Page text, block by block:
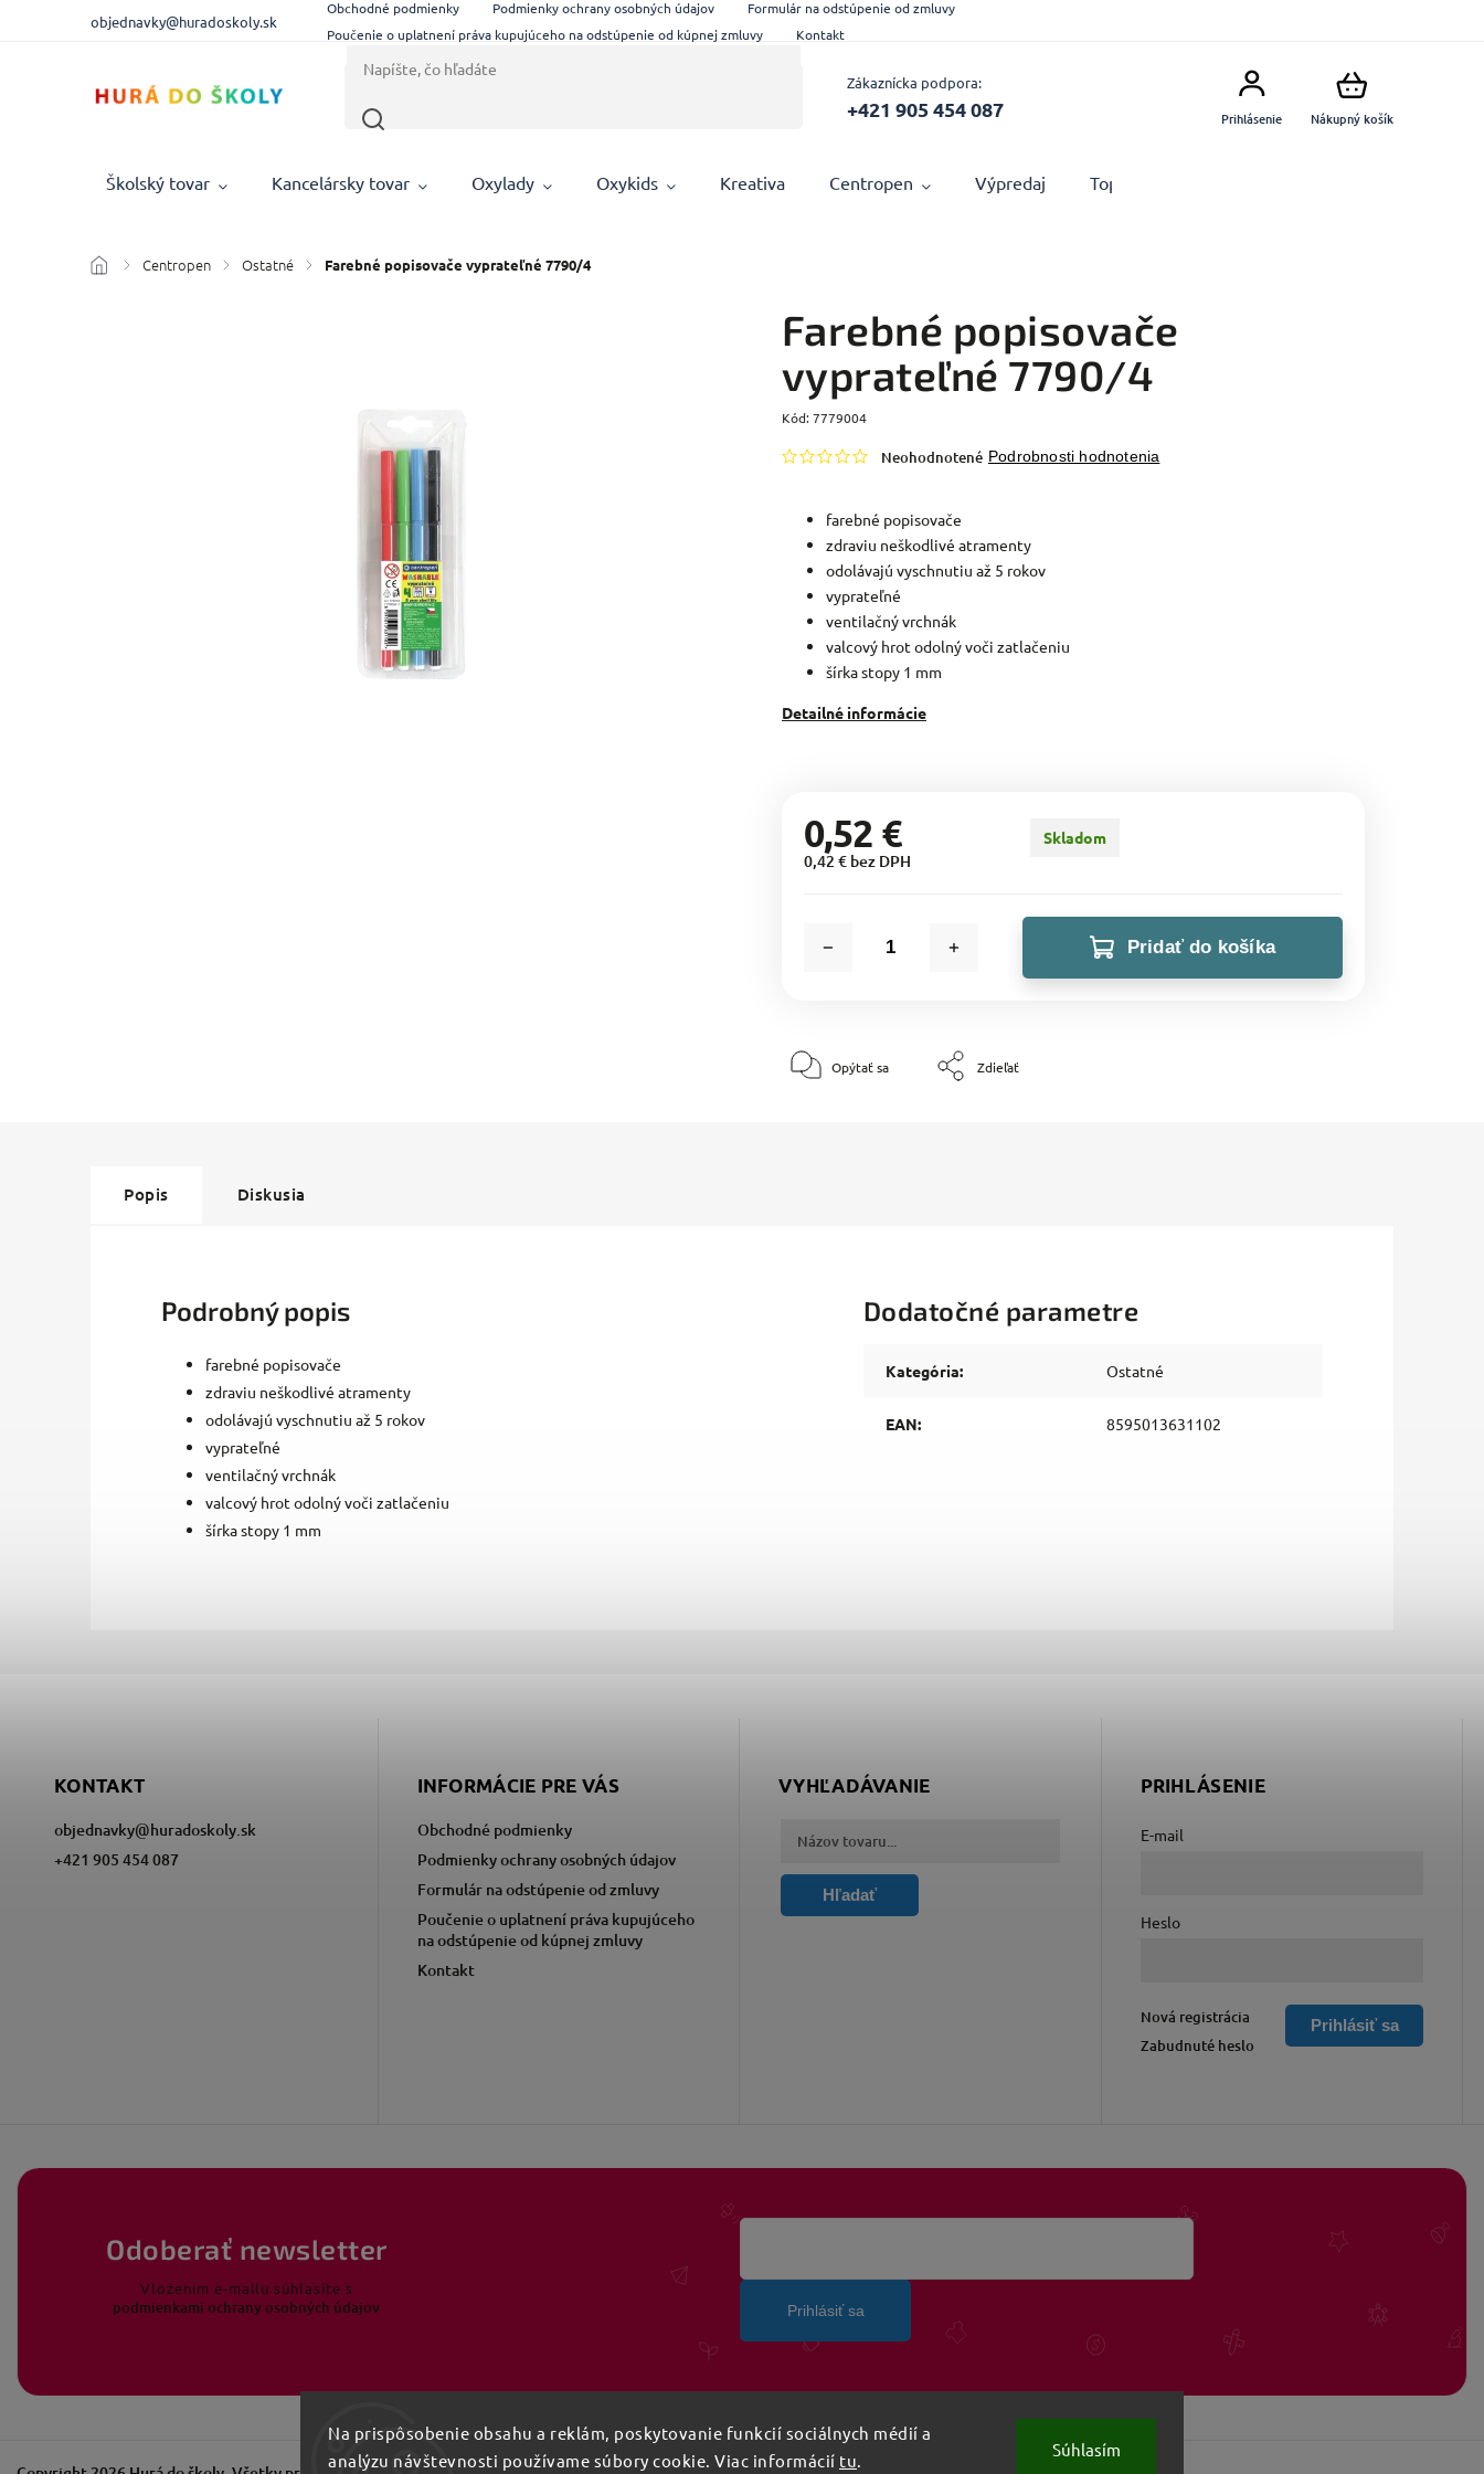
Na prispôsobenie obsahu a reklám, poskytovanie funkcií sociálnych médií a
analýzu návštevnosti používame súbory cookie. Viac informácií tu.
Súhlasím
objednavky@huradoskoly.sk
Obchodné podmienky Podmienky ochrany osobných údajov
Formulár na odstúpenie od zmluvy
Poučenie o uplatnení práva kupujúceho na odstúpenie od kúpnej zmluvy
Kontakt
Zákaznícka podpora:
+421 905 454 087 Nákupný košík
Prihlásenie
Školský tovar Kancelársky tovar Oxylady Oxykids Kreativa Centropen Výpredaj Top produkty
/ Centropen / Ostatné / Farebné popisovače vyprateľné 7790/4
Farebné popisovače
vyprateľné 7790/4
Kód:7779004
Neohodnotené Podrobnosti hodnotenia
farebné popisovače
zdraviu neškodlivé atramenty
odolávajú vyschnutiu až 5 rokov
vyprateľné
ventilačný vrchnák
valcový hrot odolný voči zatlačeniu
šírka stopy 1 mm
Detailné informácie
0,52 €
0,42 € bez DPH
Skladom
Pridať do košíka
Opýtať sa Zdieľať
Popis Diskusia
Podrobný popis
farebné popisovače
zdraviu neškodlivé atramenty
odolávajú vyschnutiu až 5 rokov
vyprateľné
ventilačný vrchnák
valcový hrot odolný voči zatlačeniu
šírka stopy 1 mm
Dodatočné parametre
Kategória: Ostatné
EAN: 8595013631102
KONTAKT
objednavky@huradoskoly.sk
+421 905 454 087
INFORMÁCIE PRE VÁS
Obchodné podmienky
Podmienky ochrany osobných údajov
Formulár na odstúpenie od zmluvy
Poučenie o uplatnení práva kupujúceho
na odstúpenie od kúpnej zmluvy
Kontakt
Odoberať newsletter
Vložením e-mailu súhlasíte s
podmienkami ochrany osobných údajov Prihlásiť sa
VYHĽADÁVANIE
Hľadať
PRIHLÁSENIE
E-mail
Heslo
Prihlásiť sa
Nová registrácia
Zabudnuté heslo